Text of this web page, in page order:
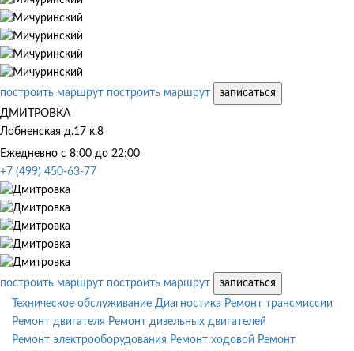
построить маршрут построить маршрут
записаться
ДМИТРОВКА
Лобненская д.17 к.8
Ежедневно с 8:00 до 22:00
+7 (499) 450-63-77
построить маршрут построить маршрут
записаться
Техническое обслуживание Диагностика Ремонт трансмиссии
Ремонт двигателя Ремонт дизельных двигателей
Ремонт электрооборудования Ремонт ходовой Ремонт